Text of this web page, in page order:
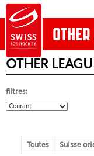
Retour
OTHER LEAGUES
News NAFS
OTHER
filtres:
Toutes Suisse